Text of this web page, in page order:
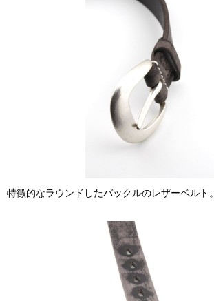
特徴的なラウンドしたバックルのレザーベルト。